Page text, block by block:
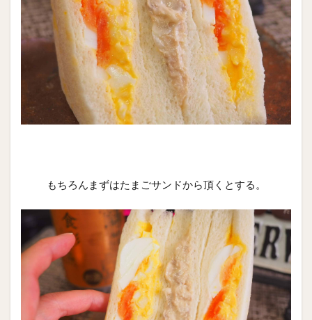
もちろんまずはたまごサンドから頂くとする。